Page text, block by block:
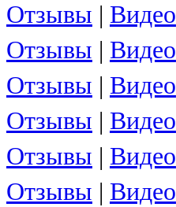
Отзывы | Видео
Отзывы | Видео
Отзывы | Видео
Отзывы | Видео
Отзывы | Видео
Отзывы | Видео